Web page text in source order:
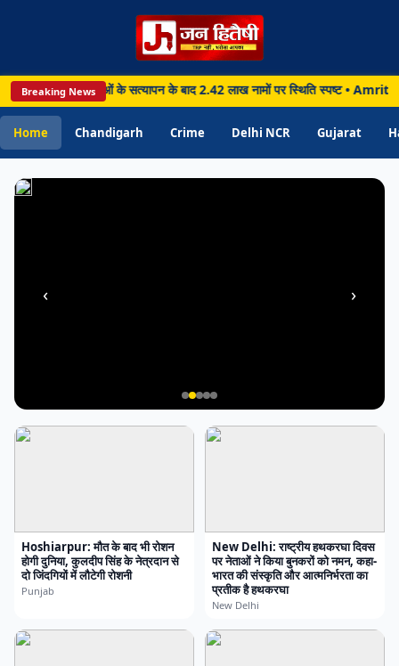
Breaking News
लाख मतदाताओं के सत्यापन के बाद 2.42 लाख नामों पर स्थिति स्पष्ट •
Home Chandigarh Crime Delhi NCR Gujarat
‹ ›
के
त्वरित
निपटारे
की
तैयारी
Hoshiarpur: मौत के बाद भी रोशन
होगी दुनिया, कुलदीप सिंह के नेत्रदान से
दो जिंदगियों में लौटेगी रोशनी
Punjab
New Delhi: राष्ट्रीय हथकरघा दिवस
पर नेताओं ने किया बुनकरों को नमन, कहा-
भारत की संस्कृति और आत्मनिर्भरता का
प्रतीक है हथकरघा
New Delhi